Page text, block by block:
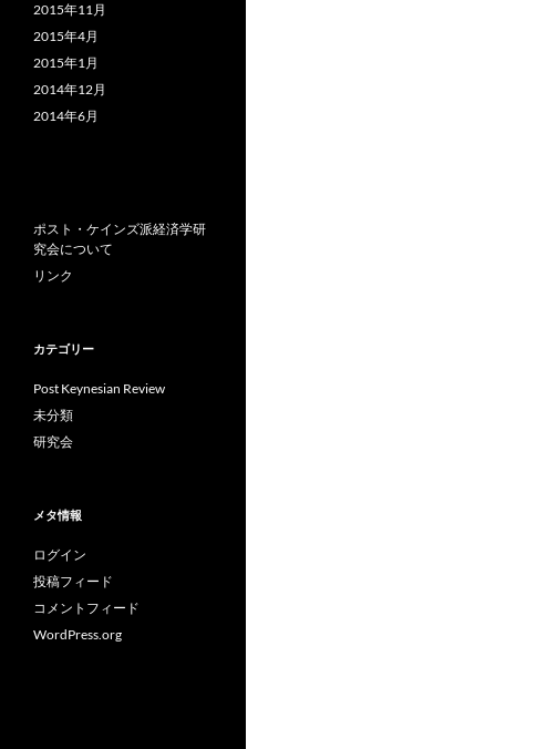
2015年11月
2015年4月
2015年1月
2014年12月
2014年6月
ポスト・ケインズ派経済学研
究会について
リンク
カテゴリー
Post Keynesian Review
未分類
研究会
メタ情報
ログイン
投稿フィード
コメントフィード
WordPress.org